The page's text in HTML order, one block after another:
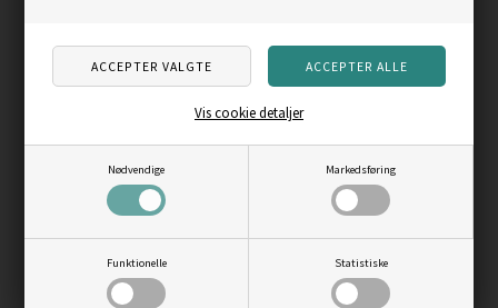
Nødvendige Markedsføring
Funktionelle Statistiske
Vis cookie detaljer
Weather Report Gust
Herre regnsæt 10.000mm
LÆS MERE
Weather Report Carlene
regnsæt dame
10.000mm
LÆS MERE
SIDST SETE PRODUKTER